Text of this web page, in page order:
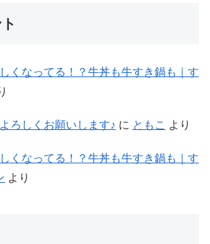
くなってる！？牛丼も牛すき鍋も｜す
ろしくお願いします♪ に ともこ より
くなってる！？牛丼も牛すき鍋も｜す
より